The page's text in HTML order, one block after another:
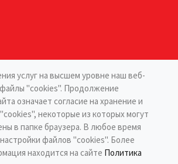
услуг на высшем уровне наш веб-
"cookies". Продолжение
означает согласие на хранение и
некоторые из которых могут
в папке браузера. В любое время
файлов "cookies". Более
находится на сайте Политика